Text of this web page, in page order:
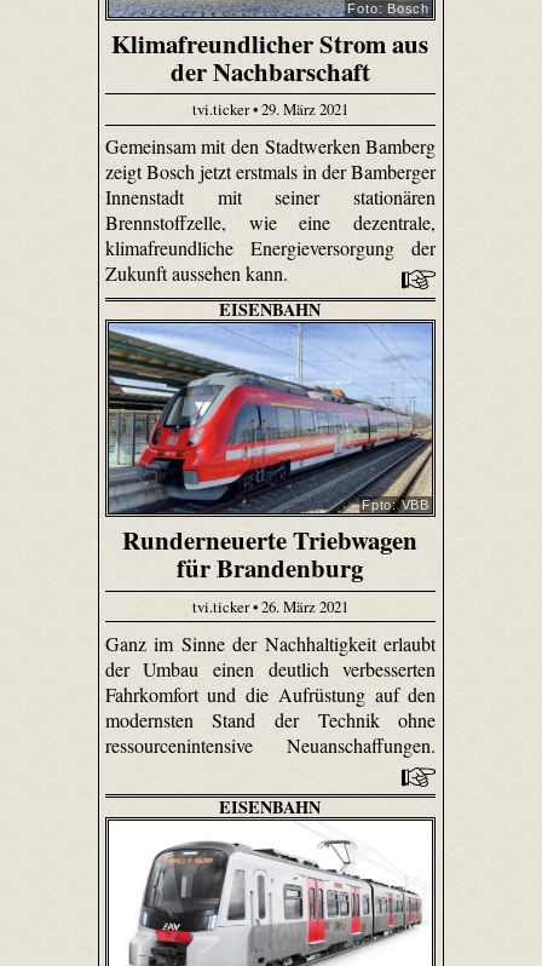
Foto: Bosch
Klimafreundlicher Strom aus
der Nachbarschaft
tvi.ticker • 29. März 2021
Gemeinsam mit den Stadtwerken Bamberg
zeigt Bosch jetzt erstmals in der Bamberger
Innenstadt mit seiner stationären
Brennstoffzelle, wie eine dezentrale,
klimafreundliche Energieversorgung der
Zukunft aussehen kann.
EISENBAHN
Fpto: VBB
Runderneuerte Triebwagen
für Brandenburg
tvi.ticker • 26. März 2021
Ganz im Sinne der Nachhaltigkeit erlaubt
der Umbau einen deutlich verbesserten
Fahrkomfort und die Aufrüstung auf den
modernsten Stand der Technik ohne
ressourcenintensive Neuanschaffungen.
EISENBAHN